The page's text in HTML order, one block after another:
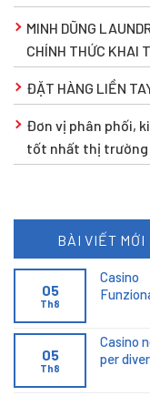
MINH DŨNG
CHÍNH THỨC KHAI
ĐẶT HÀNG LIỀN
Đơn vị phân phối,
tốt nhất thị trường
BÀI VIẾT MỚI
05
Th8
05
Th8
Casino
per